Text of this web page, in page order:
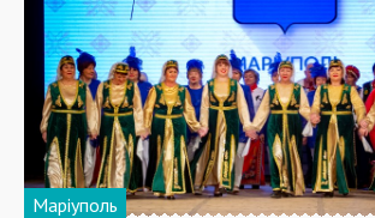
Маріуполь